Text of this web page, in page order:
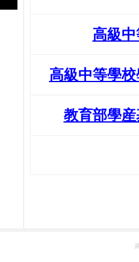
高級
高級中等學
教育部學